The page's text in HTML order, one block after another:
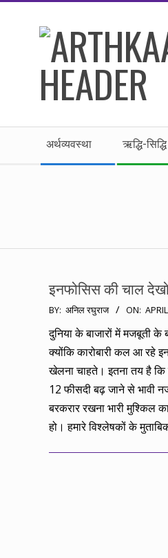
।।
CLEVER!
Secondary
अर्थव्यवस्था ऋद्धि-सिद्धि
इनफोसिस की चाल
2010-
04-
12
BY: अनिल रघुराज ON:
दुनिया के बाजारों में मजबूती के
क्योंकि कारोबारी कल आ रहे
खेलना चाहते। इतना तय है कि
12 फीसदी बढ़ जाने से भावी
बरकरार रखना भारी मुश्किल
हो। हमारे विश्लेषकों के